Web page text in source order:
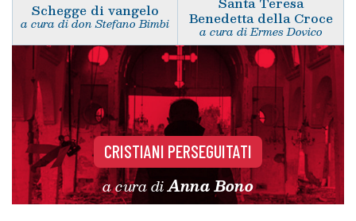
Schegge di vangelo
a cura di don Stefano Bimbi Benedetta della Croce
a cura di Ermes Dovico
CRISTIANI PERSEGUITATI
a cura diAnna Bono